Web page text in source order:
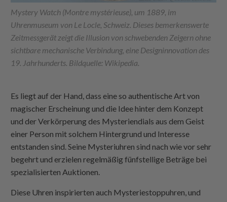
Mystery Watch (Montre mystérieuse), um 1889, im
Uhrenmuseum von Le Locle, Schweiz. Dieses bemerkenswerte
Zeitmessgerät zeigt die Illusion von schwebenden Zeigern ohne
sichtbare mechanische Verbindung, eine Designinnovation des
19. Jahrhunderts. Bildquelle: Wikipedia.
Es liegt auf der Hand, dass eine so authentische Art von
magischer Erscheinung und die Idee hinter dem Konzept
und der Verkörperung des Mysteriendials aus dem Geist
einer Person mit solchem Hintergrund und Interesse
entstanden sind. Seine Mysteriuhren sind nach wie vor sehr
begehrt und erzielen regelmäßig fünfstellige Beträge bei
spezialisierten Auktionen.
Diese Uhren inspirierten auch Mysteriestoppuhren, und